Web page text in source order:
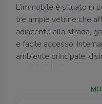
L’immobile è situato in
tre ampie vetrine che
adiacente alla strada,
e facile accesso.
ambiente principale,
servizio igienico.